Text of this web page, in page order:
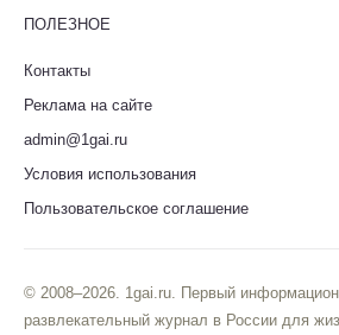
ПОЛЕЗНОЕ
Контакты
Реклама на сайте
admin@1gai.ru
Условия использования
Пользовательское соглашение
© 2008–2026. 1gai.ru. Первый
развлекательный журнал в России для